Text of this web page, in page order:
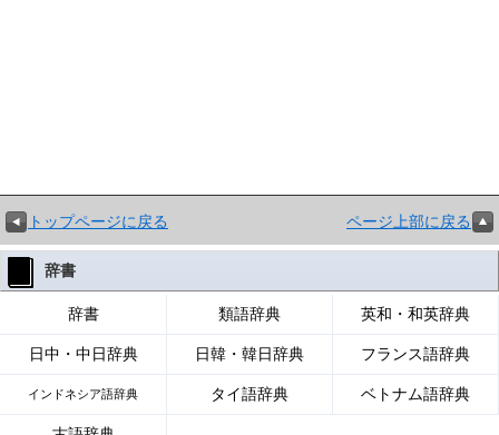
トップページに戻る ページ上部に戻る
辞書
辞書 類語辞典 英和・和英辞典
日中・中日辞典 日韓・韓日辞典 フランス語辞典
インドネシア語辞典 タイ語辞典 ベトナム語辞典